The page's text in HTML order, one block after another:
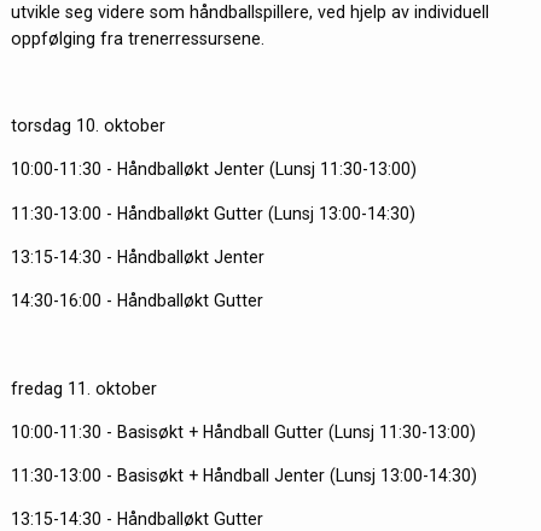
utvikle seg videre som håndballspillere, ved hjelp av individuell
oppfølging fra trenerressursene.
torsdag 10. oktober
10:00-11:30 - Håndballøkt Jenter (Lunsj 11:30-13:00)
11:30-13:00 - Håndballøkt Gutter (Lunsj 13:00-14:30)
13:15-14:30 - Håndballøkt Jenter
14:30-16:00 - Håndballøkt Gutter
fredag 11. oktober
10:00-11:30 - Basisøkt + Håndball Gutter (Lunsj 11:30-13:00)
11:30-13:00 - Basisøkt + Håndball Jenter (Lunsj 13:00-14:30)
13:15-14:30 - Håndballøkt Gutter